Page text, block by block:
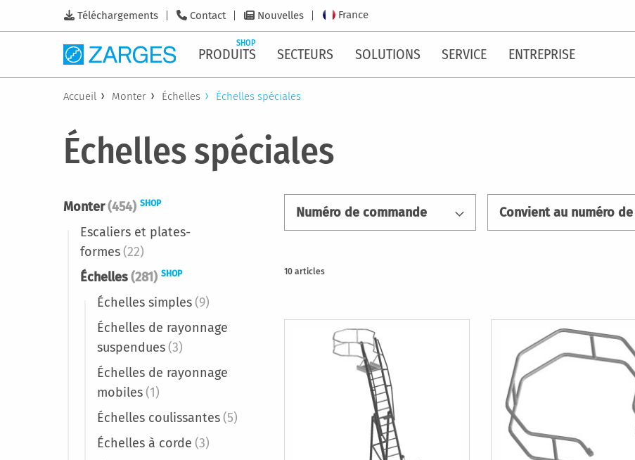
Téléchargements Contact Nouvelles France
PRODUITS
SHOP
SECTEURS SOLUTIONS SERVICE ENTREPRISE
Accueil Monter Échelles Échelles spéciales
Échelles spéciales
Numéro de commande
10 articles
Monter(454) SHOP
Escaliers et plates-
formes(22)
Échelles(281) SHOP
Échelles simples(9)
Échelles de rayonnage
suspendues(3)
Échelles de rayonnage
mobiles(1)
Échelles coulissantes(5)
Échelles à corde (3)